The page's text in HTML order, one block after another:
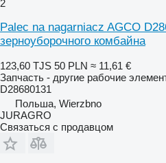
2
Palec na nagarniacz AGCO
зерноуборочного комбайна
123,60 TJS 50 PLN ≈ 11,61 €
Запчасть - другие рабочие
D28680131
Польша, Wierzbno
JURAGRO
Связаться с продавцом